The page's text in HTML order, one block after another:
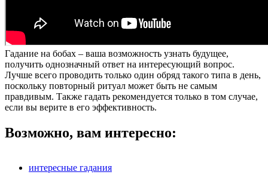
Гадание на бобах – ваша возможность узнать будущее,
получить однозначный ответ на интересующий вопрос.
Лучше всего проводить только один обряд такого типа в день,
поскольку повторный ритуал может быть не самым
правдивым. Также гадать рекомендуется только в том случае,
если вы верите в его эффективность.
Возможно, вам интересно:
интересные гадания